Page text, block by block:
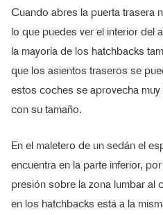
Cuando abres la puerta trasera
lo que puedes ver el interior del
la mayoría de los hatchbacks
que los asientos traseros se
estos coches se aprovecha
con su tamaño.
En el maletero de un sedán el
encuentra en la parte inferior,
presión sobre la zona lumbar al
en los hatchbacks está a la